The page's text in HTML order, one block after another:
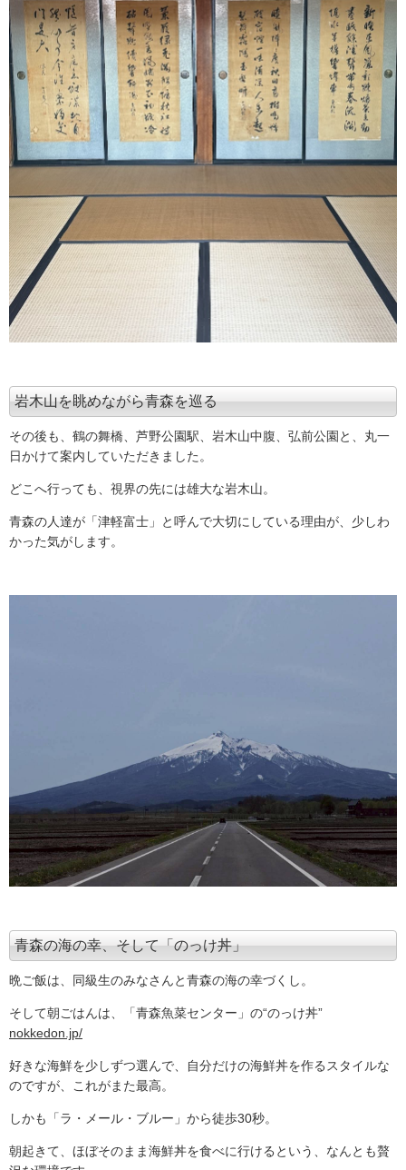
岩木山を眺めながら青森を巡る
その後も、鶴の舞橋、芦野公園駅、岩木山中腹、弘前公園と、丸一
日かけて案内していただきました。
どこへ行っても、視界の先には雄大な岩木山。
青森の人達が「津軽富士」と呼んで大切にしている理由が、少しわ
かった気がします。
青森の海の幸、そして「のっけ丼」
晩ご飯は、同級生のみなさんと青森の海の幸づくし。
そして朝ごはんは、「青森魚菜センター」の“のっけ丼”
nokkedon.jp/
好きな海鮮を少しずつ選んで、自分だけの海鮮丼を作るスタイルな
のですが、これがまた最高。
しかも「ラ・メール・ブルー」から徒歩30秒。
朝起きて、ほぼそのまま海鮮丼を食べに行けるという、なんとも贅